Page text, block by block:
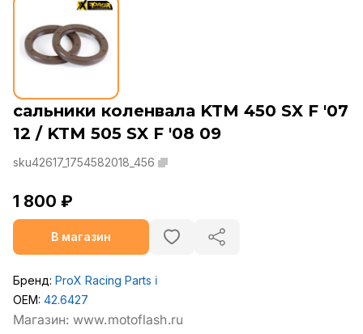
сальники коленвала KTM 450 SX F '07
12 / KTM 505 SX F '08 09
sku42617_1754582018_456
1 800 ₽
В магазин
Бренд: ProX Racing Parts ℹ️
OEM: 42.6427